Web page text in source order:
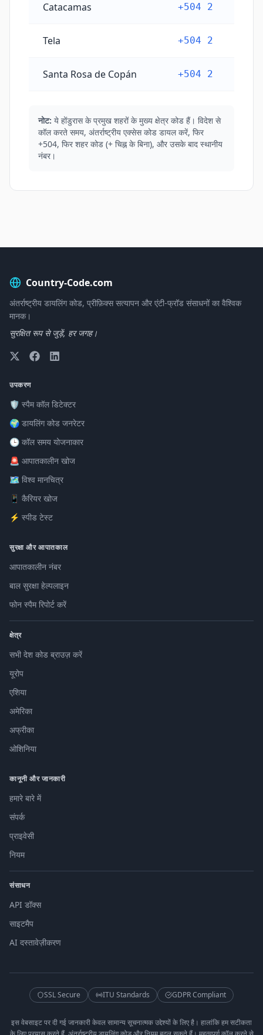
Catacamas +504 2
Tela +504 2
Santa Rosa de Copán +504 2
नोट: ये होंडुरास के प्रमुख शहरों के मुख्य क्षेत्र कोड हैं। विदेश से
कॉल करते समय, अंतर्राष्ट्रीय एक्सेस कोड डायल करें, फिर
+504, फिर शहर कोड (+ चिह्न के बिना), और उसके बाद स्थानीय
नंबर।
Country-Code.com
अंतर्राष्ट्रीय डायलिंग कोड, प्रीफ़िक्स सत्यापन और एंटी-फ्रॉड संसाधनों का वैश्विक
मानक।
सुरक्षित रूप से जुड़ें, हर जगह।
उपकरण
🛡️ स्पैम कॉल डिटेक्टर
🌍 डायलिंग कोड जनरेटर
🕒 कॉल समय योजनाकार
🚨 आपातकालीन खोज
🗺️ विश्व मानचित्र
📱 कैरियर खोज
⚡ स्पीड टेस्ट
सुरक्षा और आपातकाल
आपातकालीन नंबर
बाल सुरक्षा हेल्पलाइन
फोन स्पैम रिपोर्ट करें
क्षेत्र
सभी देश कोड ब्राउज़ करें
यूरोप
एशिया
अमेरिका
अफ्रीका
ओशिनिया
कानूनी और जानकारी
हमारे बारे में
संपर्क
प्राइवेसी
नियम
संसाधन
API डॉक्स
साइटमैप
AI दस्तावेज़ीकरण
SSL Secure ITU Standards GDPR Compliant
इस वेबसाइट पर दी गई जानकारी केवल सामान्य सूचनात्मक उद्देश्यों के लिए है। हालांकि हम सटीकता